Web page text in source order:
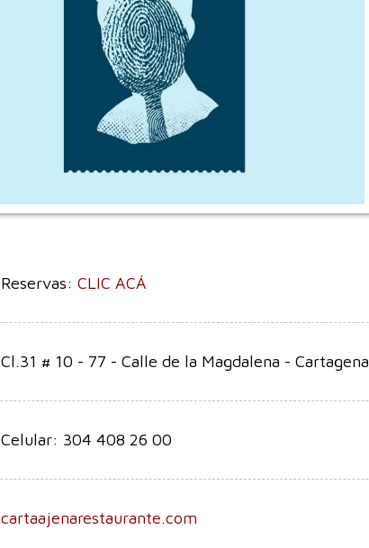
Reservas: CLIC ACÁ
Cl.31 # 10 - 77 - Calle de la Magdalena - Cartagena
Celular: 304 408 26 00
cartaajenarestaurante.com